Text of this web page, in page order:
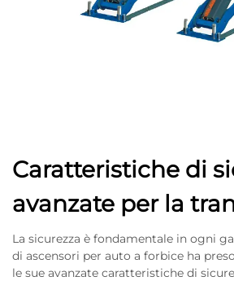
Caratteristiche di
avanzate per la
La sicurezza è fondamentale in ogni
di ascensori per auto a forbice ha
le sue avanzate caratteristiche di